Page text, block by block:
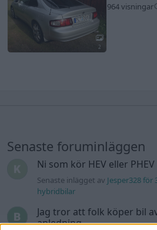
2
964 visningar
Senaste foruminläggen
Ni som kör HEV eller
Senaste inlägget av Jesper328 för
hybridbilar
Jag tror att folk köper bil
anledning.